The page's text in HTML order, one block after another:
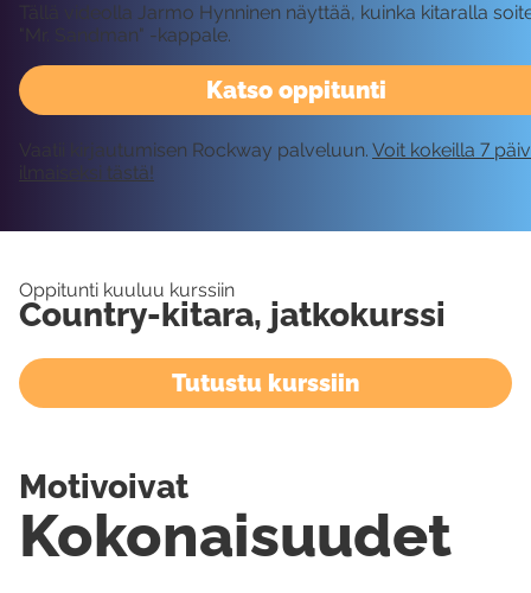
Katso oppitunti
Tällä videolla Jarmo Hynninen näyttää, kuinka kitaralla
"Mr. Sandman" -kappale.
Vaatii kirjautumisen Rockway palveluun. Voit kokeilla 7
ilmaiseksi tästä!
Oppitunti kuuluu kurssiin
Country-kitara, jatkokurssi
Tutustu kurssiin
Kokonaisuudet
Motivoivat